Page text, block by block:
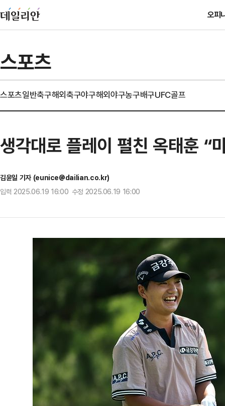
오피
스포츠
스포츠일반축구해외축구야구해외야구농구배구UFC골프
생각대로 플레이 펼친 옥태훈 “
김윤일 기자 (eunice@dailian.co.kr)
입력 2025.06.19 16:00 수정 2025.06.19 16:00